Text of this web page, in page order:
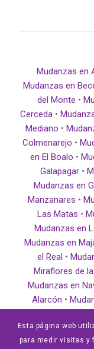
Mudanzas en
Mudanzas en
del Monte •
Cerceda •
Mediano •
Colmenarejo •
en El Boalo •
Galapagar•
Mudanzas en
Manzanares •
Las Matas •
Mudanzas en
Mudanzas en
el Real •
Miraflores de
Mudanzas en
Alarcón •
Soto del Real •
en Tres Cantos•
Esta página web
para medir visitas y